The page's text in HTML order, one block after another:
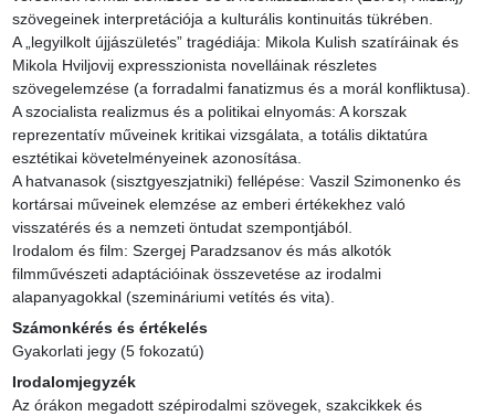
szövegeinek interpretációja a kulturális kontinuitás tükrében.
A „legyilkolt újjászületés” tragédiája: Mikola Kulish szatíráinak és
Mikola Hviljovij expresszionista novelláinak részletes
szövegelemzése (a forradalmi fanatizmus és a morál konfliktusa).
A szocialista realizmus és a politikai elnyomás: A korszak
reprezentatív műveinek kritikai vizsgálata, a totális diktatúra
esztétikai követelményeinek azonosítása.
A hatvanasok (sisztgyeszjatniki) fellépése: Vaszil Szimonenko és
kortársai műveinek elemzése az emberi értékekhez való
visszatérés és a nemzeti öntudat szempontjából.
Irodalom és film: Szergej Paradzsanov és más alkotók
filmművészeti adaptációinak összevetése az irodalmi
alapanyagokkal (szemináriumi vetítés és vita).
Számonkérés és értékelés
Gyakorlati jegy (5 fokozatú)
Irodalomjegyzék
Az órákon megadott szépirodalmi szövegek, szakcikkek és